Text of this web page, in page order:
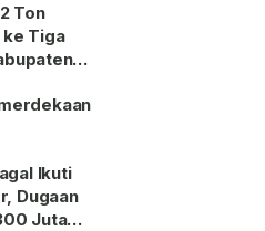
Ton
ke Tiga
Ikuti
Dugaan
Juta